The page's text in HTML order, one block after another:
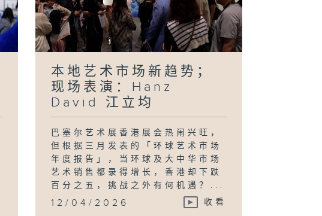
本地艺术市场新趋势；
现场表演：Hanz
David 江立均
巴塞尔艺术展香港展会热闹兴旺，
但根据三月发表的「环球艺术市场
年度报告」，当环球及大中华市场
艺术销售都录得增长，香港却下跌
百分之五，挑战之外有何机遇？...
12/04/2026 收看